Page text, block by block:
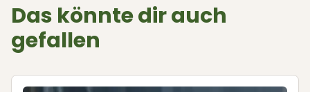
Das könnte dir auch
gefallen